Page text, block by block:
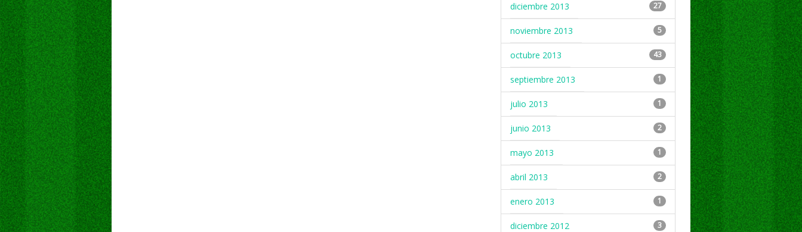
diciembre 2013 27
noviembre 2013 5
octubre 2013 43
septiembre 2013 1
julio 2013 1
junio 2013 2
mayo 2013 1
abril 2013 2
enero 2013 1
diciembre 2012 3